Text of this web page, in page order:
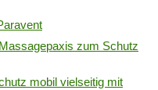
zum Schutz
mobil vielseitig mit